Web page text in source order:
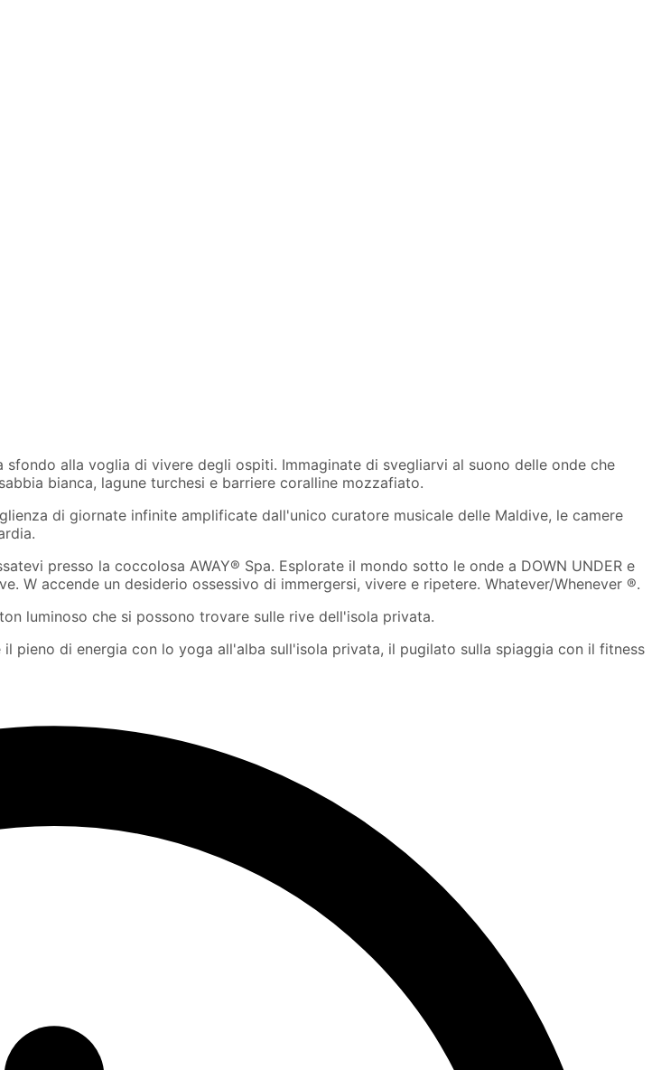
alla voglia di vivere degli ospiti. Immaginate di svegliarvi al suono delle onde che
bianca, lagune turchesi e barriere coralline mozzafiato.
di giornate infinite amplificate dall'unico curatore musicale delle Maldive, le camere
presso la coccolosa AWAY® Spa. Esplorate il mondo sotto le onde a DOWN UNDER e
W accende un desiderio ossessivo di immergersi, vivere e ripetere. Whatever/Whenever ®.
luminoso che si possono trovare sulle rive dell'isola privata.
pieno di energia con lo yoga all'alba sull'isola privata, il pugilato sulla spiaggia con il fitness